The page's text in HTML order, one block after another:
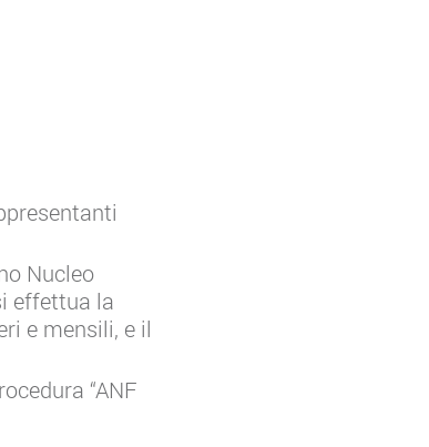
Nucleo
effettua la
e mensili, e il
“ANF